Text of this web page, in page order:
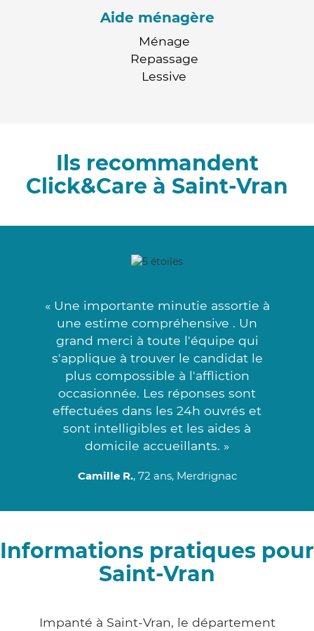
Aide ménagère
Ménage
Repassage
Lessive
Ils recommandent
Click&Care à Saint-Vran
« Une importante minutie assortie à
une estime compréhensive . Un
grand merci à toute l'équipe qui
s'applique à trouver le candidat le
plus compossible à l'affliction
occasionnée. Les réponses sont
effectuées dans les 24h ouvrés et
sont intelligibles et les aides à
domicile accueillants. »
Camille R., 72 ans, Merdrignac
Informations pratiques pour
Saint-Vran
Impanté à Saint-Vran, le département